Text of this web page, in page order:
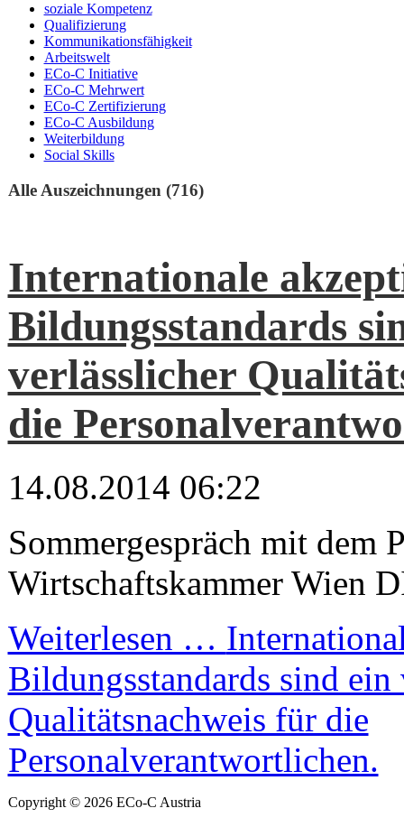
soziale Kompetenz
Qualifizierung
Kommunikationsfähigkeit
Arbeitswelt
ECo-C Initiative
ECo-C Mehrwert
ECo-C Zertifizierung
ECo-C Ausbildung
Weiterbildung
Social Skills
Alle Auszeichnungen (716)
Internationale
Bildungsstandards
verlässlicher
die
14.08.2014 06:22
Sommergespräch mit dem
Wirtschaftskammer Wien
Weiterlesen …
Bildungsstandards sind ein
Qualitätsnachweis für die
Personalverantwortlichen.
Copyright © 2026 ECo-C Austria